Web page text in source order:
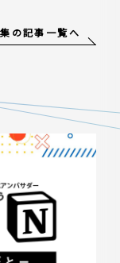
の記事一覧へ